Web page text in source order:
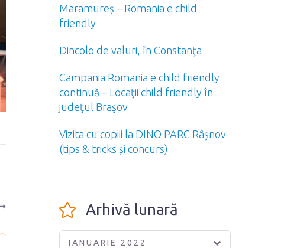
Maramureș – Romania e child
friendly
Dincolo de valuri, în Constanţa
Campania Romania e child friendly
continuă – Locaţii child friendly în
judeţul Braşov
Vizita cu copiii la DINO PARC Râşnov
(tips & tricks și concurs)
Arhivă lunară
IANUARIE 2022